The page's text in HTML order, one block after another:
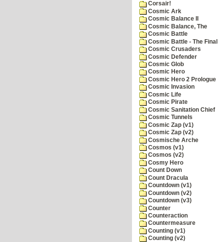
Corsair!
Cosmic Ark
Cosmic Balance II
Cosmic Balance, The
Cosmic Battle
Cosmic Battle - The
Cosmic Crusaders
Cosmic Defender
Cosmic Glob
Cosmic Hero
Cosmic Hero 2 Prologue
Cosmic Invasion
Cosmic Life
Cosmic Pirate
Cosmic Sanitation Chief
Cosmic Tunnels
Cosmic Zap (v1)
Cosmic Zap (v2)
Cosmische Arche
Cosmos (v1)
Cosmos (v2)
Cosmy Hero
Count Down
Count Dracula
Countdown (v1)
Countdown (v2)
Countdown (v3)
Counter
Counteraction
Countermeasure
Counting (v1)
Counting (v2)